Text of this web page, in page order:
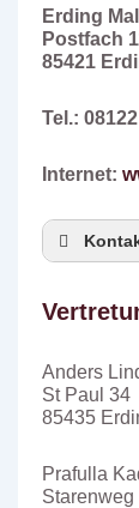
Erding
Postfach
85421
Tel.:
Internet:
Deine
Anders
St Paul 34
85435
Prafulla
Starenweg